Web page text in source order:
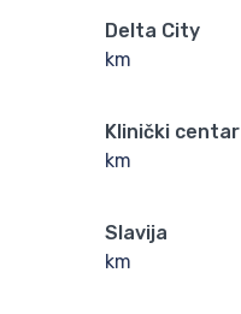
Delta City
km
Klinički centar
km
Slavija
km